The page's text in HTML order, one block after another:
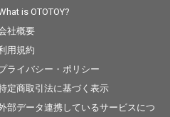
is OTOTOY?
社概要
用規約
ライバシー・ポリシー
定商取引法に基づく表示
部データ連携しているサービスにつ